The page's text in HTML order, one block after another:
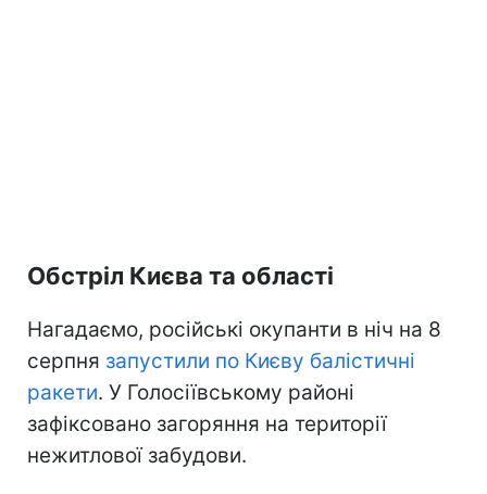
Обстріл Києва та області
Нагадаємо, російські окупанти в ніч на 8
серпня запустили по Києву балістичні
ракети. У Голосіївському районі
зафіксовано загоряння на території
нежитлової забудови.